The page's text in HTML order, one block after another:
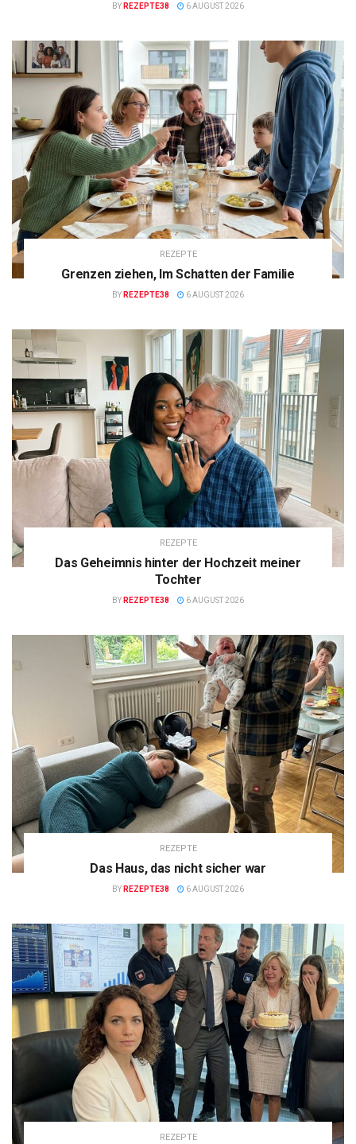
BY REZEPTE38 6 AUGUST 2026
REZEPTE
Grenzen ziehen, Im Schatten der Familie
BY REZEPTE38 6 AUGUST 2026
REZEPTE
Das Geheimnis hinter der Hochzeit meiner
Tochter
BY REZEPTE38 6 AUGUST 2026
REZEPTE
Das Haus, das nicht sicher war
BY REZEPTE38 6 AUGUST 2026
REZEPTE